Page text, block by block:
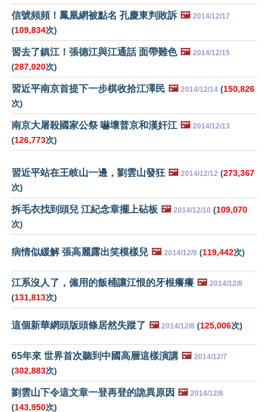
信號頻頻！鳳凰網被點名 孔慶東判敗訴 🖼️ 2014/12/17
(109,834次)
習去了鎮江！張德江與江通話 面帶難色 🖼️ 2014/12/15
(287,020次)
習近平南京首提下一步棋收拾江澤民 🖼️ 2014/12/14 (150,826
次)
南京大屠殺國家公祭 嚇壞普京和漢奸江 🖼️ 2014/12/13
(126,773次)
習近平站在王岐山一邊，劉雲山發狂 🖼️ 2014/12/12 (273,367
次)
拆毛衣找到頭兒 江紀念章擺上砧板 🖼️ 2014/12/10 (109,070
次)
病情似緩解 張高麗露出笑模樣兒 🖼️ 2014/12/9 (119,442次)
江系沒人了，僱用的飯桶讓江恨的牙根癢癢 🖼️ 2014/12/8
(131,813次)
這個新華網頭版頭條居然失蹤了 🖼️ 2014/12/8 (125,006次)
65年來 世界首次聽到中國高層這樣演講 🖼️ 2014/12/7
(302,883次)
劉雲山下令這文章一登再登的詭異原因 🖼️ 2014/12/6
(143,950次)